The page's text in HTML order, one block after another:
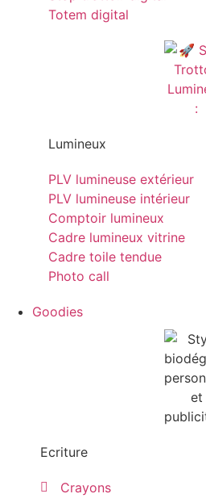
Totem digital
Lumineux
PLV lumineuse extérieur
PLV lumineuse intérieur
Comptoir lumineux
Cadre lumineux vitrine
Cadre toile tendue
Photo call
Goodies
Ecriture
Crayons